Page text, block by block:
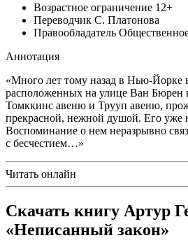
Возрастное ограничение 12+
Переводчик С. Платонова
Правообладатель
Аннотация
«Много лет тому назад в Нью-Йорке
расположенных на улице Ван Бюрен
Томккинс авеню и Трууп авеню,
прекрасной, нежной душой. Его уже
Воспоминание о нем неразрывно
с бесчестием…»
Читать онлайн
Скачать книгу Артур
«Неписанный закон»